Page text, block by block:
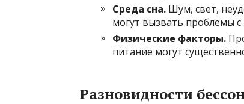
Среда сна. Шум, свет,
могут вызвать проблемы с
Физические факторы.
питание могут
Разновидности